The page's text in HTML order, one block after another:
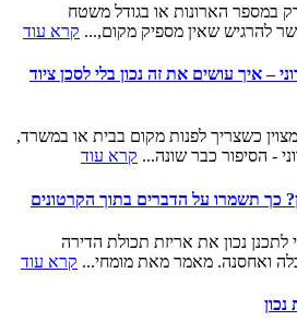
במספר הארונות או בגודל משטח
להרגיש שאין מספיק מקום,... קרא עוד
– איך עושים את זה נכון בלי לסכן ציוד
כשצריך לפנות מקום בבית או במשרד,
- הסיפור כבר שונה... קרא עוד
כך תשמרו על הדברים בתוך הקרטונים
נכון את אריזת תכולת הדירה
ואחסנה. מאמר מאת מומחי... קרא עוד